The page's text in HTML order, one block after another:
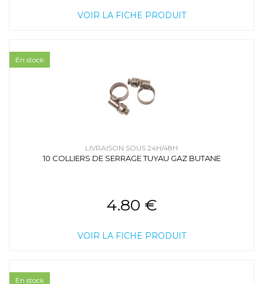
VOIR LA FICHE PRODUIT
LIVRAISON SOUS 24H/48H
10 COLLIERS DE SERRAGE TUYAU GAZ BUTANE
4.80 €
VOIR LA FICHE PRODUIT
En stock
En stock